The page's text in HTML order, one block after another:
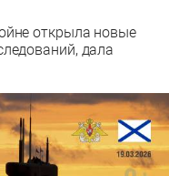
открыла новые
дала